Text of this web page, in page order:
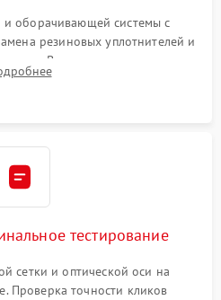
и оборачивающей системы с
резиновых уплотнителей и
Вакуумирование корпуса
азотом или аргоном для
тестирование
сетки и оптической оси на
Проверка точности кликов